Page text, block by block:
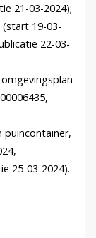
21-03-2024);
19-03-
22-03-
puincontainer,
25-03-2024).